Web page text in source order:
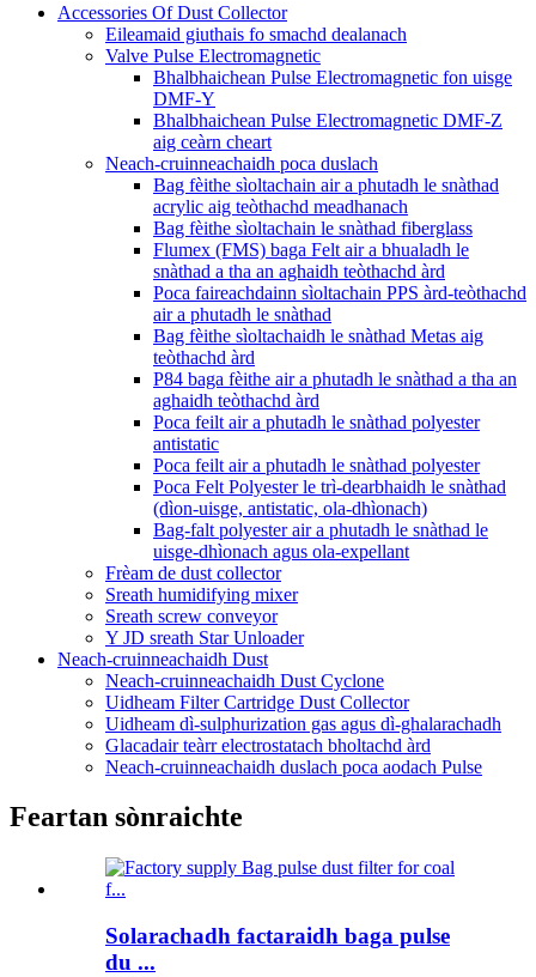
Accessories Of Dust Collector
Eileamaid giuthais fo smachd dealanach
Valve Pulse Electromagnetic
Bhalbhaichean Pulse Electromagnetic fon uisge
DMF-Y
Bhalbhaichean Pulse Electromagnetic DMF-Z
aig ceàrn cheart
Neach-cruinneachaidh poca duslach
Bag fèithe sìoltachain air a phutadh le snàthad
acrylic aig teòthachd meadhanach
Bag fèithe sìoltachain le snàthad fiberglass
Flumex (FMS) baga Felt air a bhualadh le
snàthad a tha an aghaidh teòthachd àrd
Poca faireachdainn sìoltachain PPS àrd-teòthachd
air a phutadh le snàthad
Bag fèithe sìoltachaidh le snàthad Metas aig
teòthachd àrd
P84 baga fèithe air a phutadh le snàthad a tha an
aghaidh teòthachd àrd
Poca feilt air a phutadh le snàthad polyester
antistatic
Poca feilt air a phutadh le snàthad polyester
Poca Felt Polyester le trì-dearbhaidh le snàthad
(dìon-uisge, antistatic, ola-dhìonach)
Bag-falt polyester air a phutadh le snàthad le
uisge-dhìonach agus ola-expellant
Frèam de dust collector
Sreath humidifying mixer
Sreath screw conveyor
Y JD sreath Star Unloader
Neach-cruinneachaidh Dust
Neach-cruinneachaidh Dust Cyclone
Uidheam Filter Cartridge Dust Collector
Uidheam dì-sulphurization gas agus dì-ghalarachadh
Glacadair teàrr electrostatach bholtachd àrd
Neach-cruinneachaidh duslach poca aodach Pulse
Feartan sònraichte
Solarachadh factaraidh baga pulse
du ...